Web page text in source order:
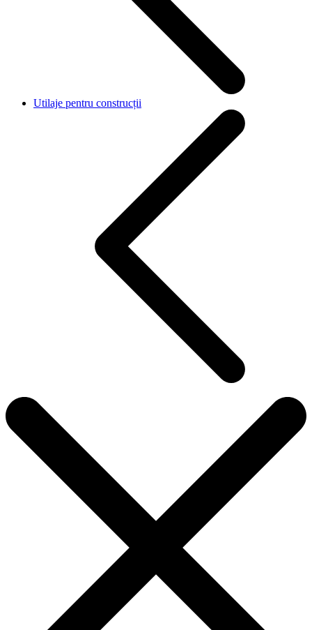
Utilaje pentru construcții